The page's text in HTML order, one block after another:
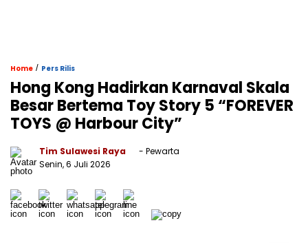
Home / Pers Rilis
Hong Kong Hadirkan Karnaval Skala
Besar Bertema Toy Story 5 “FOREVER
TOYS @ Harbour City”
Tim Sulawesi Raya
- Pewarta
Senin, 6 Juli 2026